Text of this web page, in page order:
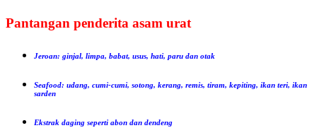
Pantangan penderita asam urat
Jeroan: ginjal, limpa, babat, usus, hati, paru dan otak
Seafood: udang, cumi-cumi, sotong, kerang, remis, tiram, kepiting, ikan teri, ikan
sarden
Ekstrak daging seperti abon dan dendeng